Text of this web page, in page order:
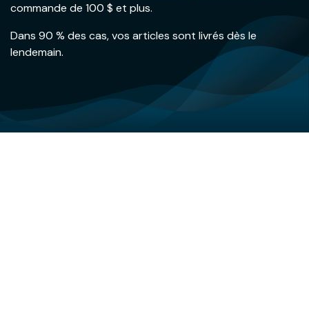
commande de 100 $ et plus.
Dans 90 % des cas, vos articles sont livrés dès le
lendemain.